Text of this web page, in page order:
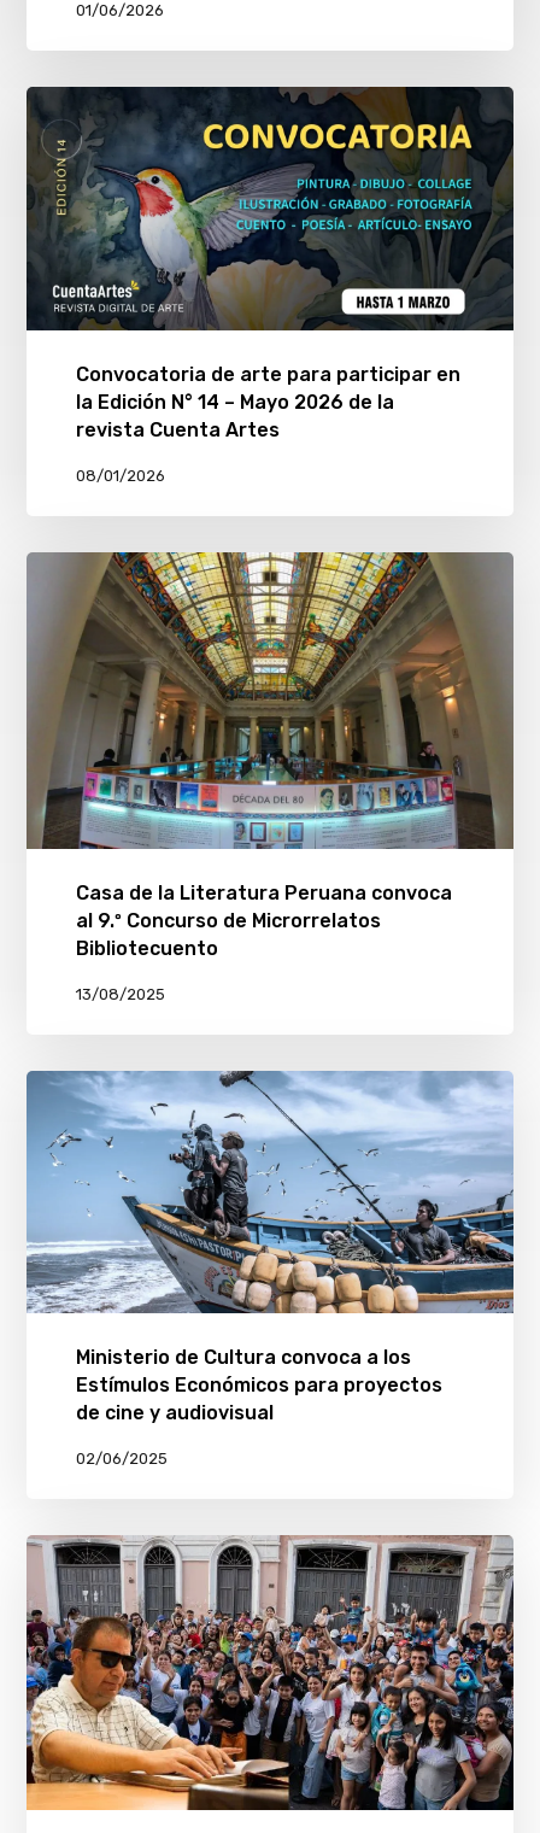
01/06/2026
Convocatoria de arte para participar en
la Edición N° 14 – Mayo 2026 de la
revista Cuenta Artes
08/01/2026
Casa de la Literatura Peruana convoca
al 9.º Concurso de Microrrelatos
Bibliotecuento
13/08/2025
Ministerio de Cultura convoca a los
Estímulos Económicos para proyectos
de cine y audiovisual
02/06/2025